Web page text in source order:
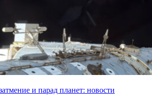
и парад планет: новости